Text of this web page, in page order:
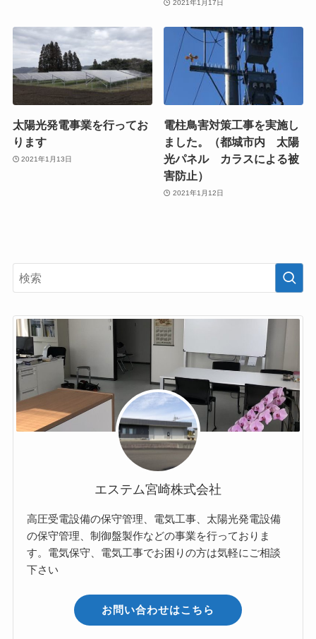
2021年1月17日
太陽光発電事業を行ってお
ります
2021年1月13日
電柱鳥害対策工事を実施し
ました。（都城市内 太陽
光パネル カラスによる被
害防止）
2021年1月12日
エステム宮崎株式会社
高圧受電設備の保守管理、電気工事、太陽光発電設備
の保守管理、制御盤製作などの事業を行っておりま
す。電気保守、電気工事でお困りの方は気軽にご相談
下さい
お問い合わせはこちら